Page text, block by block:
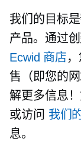
我们的目标
产品。通过
Ecwid 商店
售（即您的
解更多信息
或访问 我们
息。